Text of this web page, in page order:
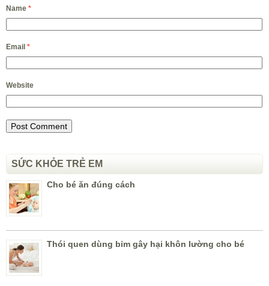
Name *
Email *
Website
SỨC KHỎE TRẺ EM
Cho bé ăn đúng cách
Thói quen dùng bỉm gây hại khôn lường cho bé